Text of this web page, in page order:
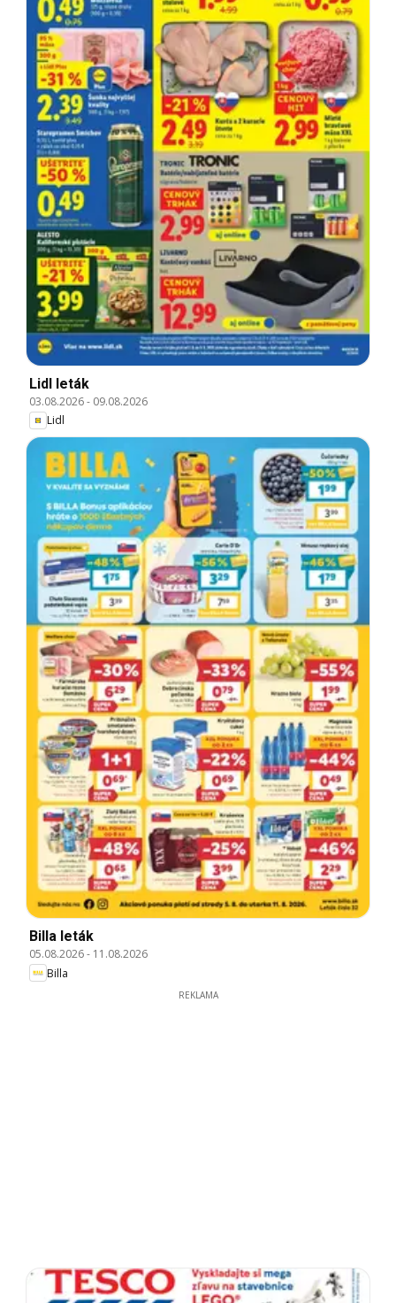
Lidl leták
03.08.2026- 09.08.2026
Lidl
Billa leták
05.08.2026- 11.08.2026
Billa
REKLAMA